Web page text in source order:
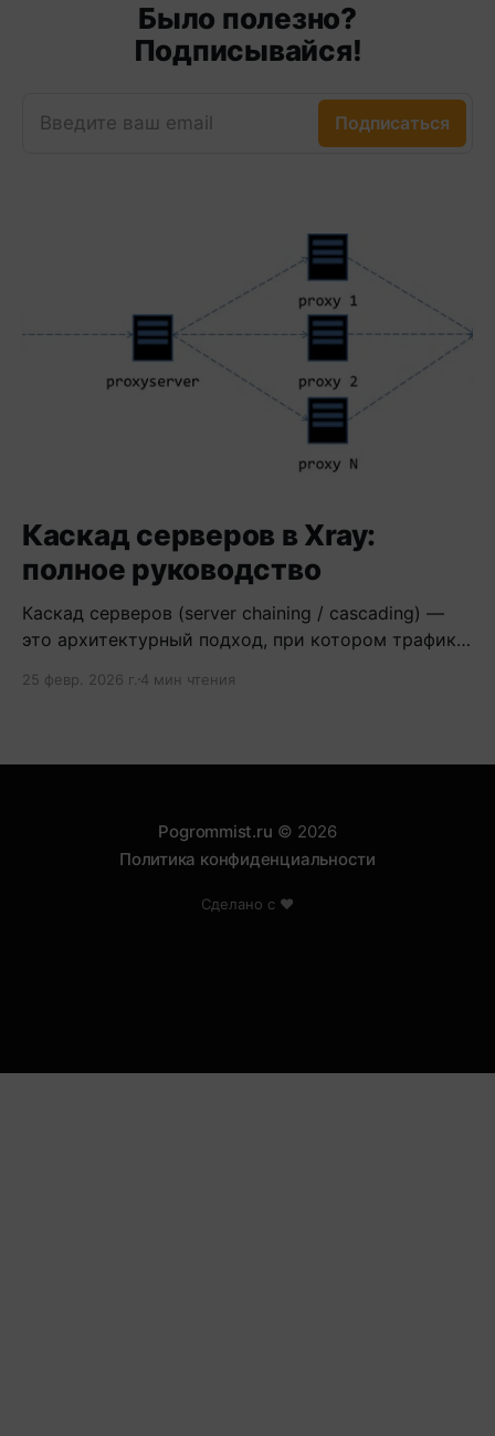
Было полезно?
Подписывайся!
Введите ваш email Подписаться
Каскад серверов в Xray:
полное руководство
Каскад серверов (server chaining / cascading) —
это архитектурный подход, при котором трафик
серверов.
25 февр. 2026 г. 4 мин чтения
Pogrommist.ru © 2026
Политика конфиденциальности
Сделано с ❤️